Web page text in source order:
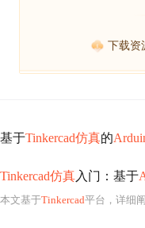
下载资
基于Tinkercad仿真的
Tinkercad仿真入门：基于
本文基于Tinkercad平台，详细